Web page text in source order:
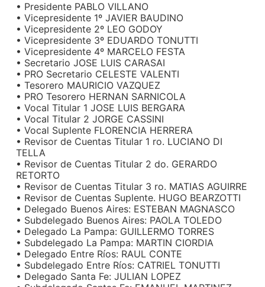
• Presidente PABLO VILLANO
• Vicepresidente 1º JAVIER BAUDINO
• Vicepresidente 2º LEO GODOY
• Vicepresidente 3º EDUARDO TONUTTI
• Vicepresidente 4º MARCELO FESTA
• Secretario JOSE LUIS CARASAI
• PRO Secretario CELESTE VALENTI
• Tesorero MAURICIO VAZQUEZ
• PRO Tesorero HERNAN SARNICOLA
• Vocal Titular 1 JOSE LUIS BERGARA
• Vocal Titular 2 JORGE CASSINI
• Vocal Suplente FLORENCIA HERRERA
• Revisor de Cuentas Titular 1 ro. LUCIANO DI
TELLA
• Revisor de Cuentas Titular 2 do. GERARDO
RETORTO
• Revisor de Cuentas Titular 3 ro. MATIAS AGUIRRE
• Revisor de Cuentas Suplente. HUGO BEARZOTTI
• Delegado Buenos Aires: ESTEBAN MAGNASCO
• Subdelegado Buenos Aires: PAOLA TOLEDO
• Delegado La Pampa: GUILLERMO TORRES
• Subdelegado La Pampa: MARTIN CIORDIA
• Delegado Entre Ríos: RAUL CONTE
• Subdelegado Entre Ríos: CATRIEL TONUTTI
• Delegado Santa Fe: JULIAN LOPEZ